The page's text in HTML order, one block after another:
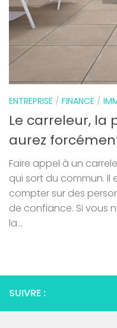
ENTREPRISE / FINANCE /
Le carreleur, la
aurez
Faire appel à un
qui sort du commun.
compter sur des
de confiance. Si vous
la...
SUIVRE :